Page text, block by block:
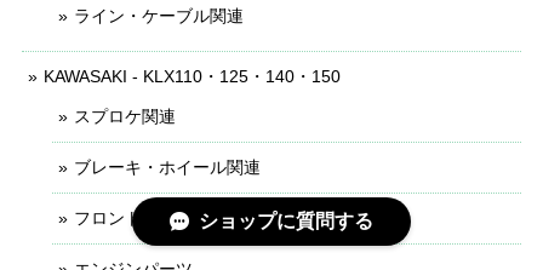
ライン・ケーブル関連
KAWASAKI - KLX110・125・140・150
スプロケ関連
ブレーキ・ホイール関連
フロントフォーク関連ショップに質問する